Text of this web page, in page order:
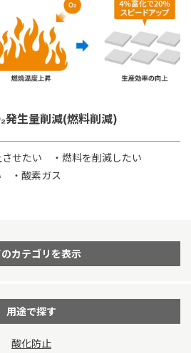
発生量削減(燃料削減)
せたい
・燃料を削減したい
・酸素ガス
カテゴリを表示
用途で探す
酸化防止